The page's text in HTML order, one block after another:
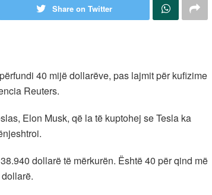
Share on Twitter
40 mijë dollarëve, pas lajmit për kufizime
Reuters.
Elon Musk, që la të kuptohej se Tesla ka
dollarë të mërkurën. Është 40 për qind më